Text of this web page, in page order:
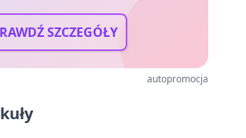
SZCZEGÓŁY
autopromocja